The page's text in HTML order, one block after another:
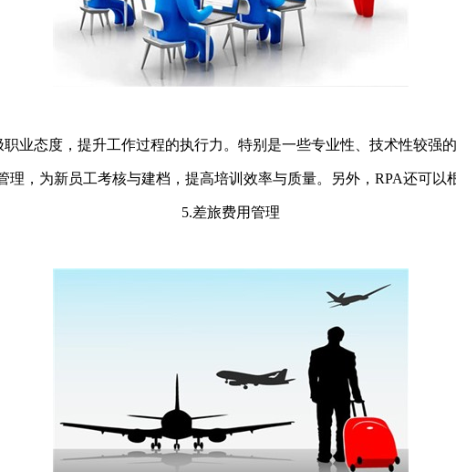
业态度，提升工作过程的执行力。特别是一些专业性、技术性较强
，为新员工考核与建档，提高培训效率与质量。另外，RPA还可以
5.差旅费用管理